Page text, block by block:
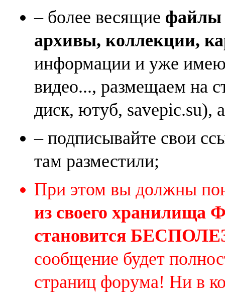
– более весящие файлы
архивы, коллекции,
информации и уже
видео..., размещаем на
диск, ютуб, savepic.su),
– подписывайте свои
там разместили;
При этом вы должны
из своего
становится
сообщение будет
страниц форума! Ни в